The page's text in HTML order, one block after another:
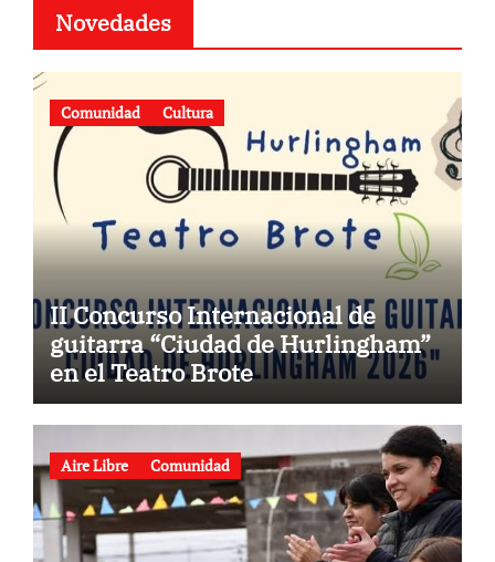
Novedades
Comunidad Cultura
II Concurso Internacional de
guitarra “Ciudad de Hurlingham”
en el Teatro Brote
Aire Libre Comunidad